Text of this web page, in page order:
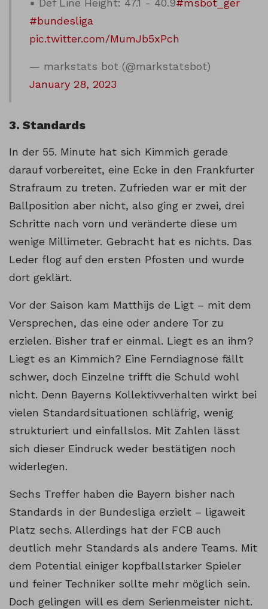
▪ Def Line Height: 47.1 - 40.9#msbot_ger
#bundesliga
pic.twitter.com/MumJb5xPch
— markstats bot (@markstatsbot)
January 28, 2023
3. Standards
In der 55. Minute hat sich Kimmich gerade
darauf vorbereitet, eine Ecke in den Frankfurter
Strafraum zu treten. Zufrieden war er mit der
Ballposition aber nicht, also ging er zwei, drei
Schritte nach vorn und veränderte diese um
wenige Millimeter. Gebracht hat es nichts. Das
Leder flog auf den ersten Pfosten und wurde
dort geklärt.
Vor der Saison kam Matthijs de Ligt – mit dem
Versprechen, das eine oder andere Tor zu
erzielen. Bisher traf er einmal. Liegt es an ihm?
Liegt es an Kimmich? Eine Ferndiagnose fällt
schwer, doch Einzelne trifft die Schuld wohl
nicht. Denn Bayerns Kollektivverhalten wirkt bei
vielen Standardsituationen schläfrig, wenig
strukturiert und einfallslos. Mit Zahlen lässt
sich dieser Eindruck weder bestätigen noch
widerlegen.
Sechs Treffer haben die Bayern bisher nach
Standards in der Bundesliga erzielt – ligaweit
Platz sechs. Allerdings hat der FCB auch
deutlich mehr Standards als andere Teams. Mit
dem Potential einiger kopfballstarker Spieler
und feiner Techniker sollte mehr möglich sein.
Doch gelingen will es dem Serienmeister nicht.